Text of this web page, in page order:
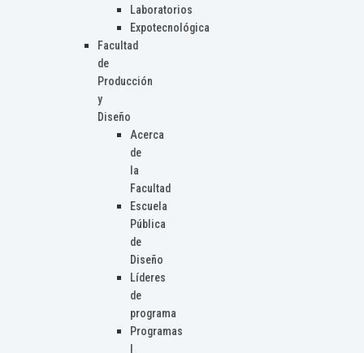
Laboratorios
Expotecnológica
Facultad
de
Producción
y
Diseño
Acerca
de
la
Facultad
Escuela
Pública
de
Diseño
Líderes
de
programa
Programas